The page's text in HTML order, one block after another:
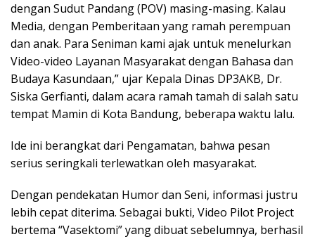
dengan Sudut Pandang (POV) masing-masing. Kalau
Media, dengan Pemberitaan yang ramah perempuan
dan anak. Para Seniman kami ajak untuk menelurkan
Video-video Layanan Masyarakat dengan Bahasa dan
Budaya Kasundaan,” ujar Kepala Dinas DP3AKB, Dr.
Siska Gerfianti, dalam acara ramah tamah di salah satu
tempat Mamin di Kota Bandung, beberapa waktu lalu.
Ide ini berangkat dari Pengamatan, bahwa pesan
serius seringkali terlewatkan oleh masyarakat.
Dengan pendekatan Humor dan Seni, informasi justru
lebih cepat diterima. Sebagai bukti, Video Pilot Project
bertema “Vasektomi” yang dibuat sebelumnya, berhasil